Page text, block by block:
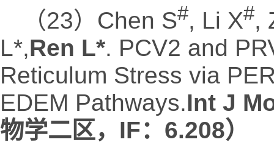
（23）Chen S#, Li X#,
L*,Ren L*. PCV2 and
Reticulum Stress via
EDEM Pathways.Int J
物学二区，IF：6.208）